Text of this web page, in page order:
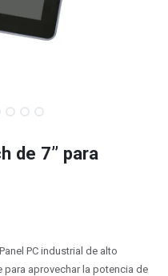
de 7’’ para
PC industrial de alto
aprovechar la potencia de